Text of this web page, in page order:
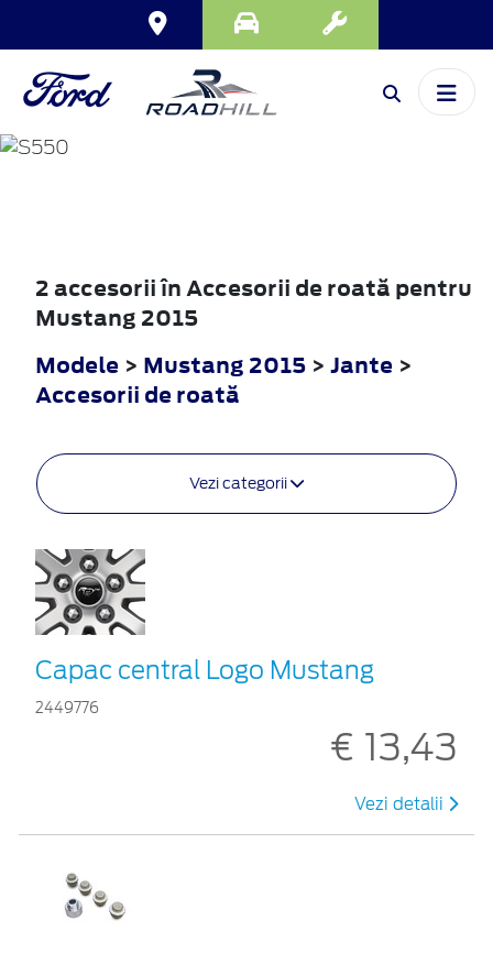
MUSTANG
2 accesorii în Accesorii de roată pentru
Mustang 2015
Modele > Mustang 2015 > Jante >
Accesorii de roată
Vezi categorii
Capac central Logo Mustang
2449776
€ 13,43
Vezi detalii